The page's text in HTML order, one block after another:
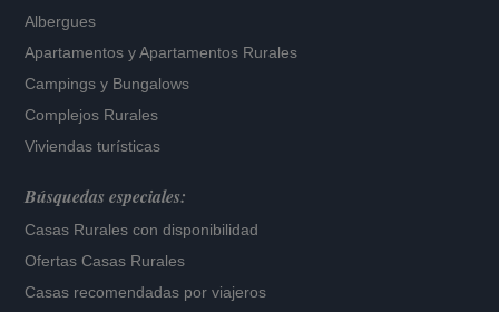
Albergues
Apartamentos yApartamentos Rurales
Campings y Bungalows
Complejos Rurales
Viviendas turísticas
Búsquedas especiales:
Casas Rurales con disponibilidad
Ofertas Casas Rurales
Casas recomendadas por viajeros